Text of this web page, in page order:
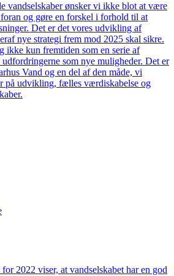
vandselskaber ønsker vi ikke blot at være
og gøre en forskel i forhold til at
Det er det vores udvikling af
nye strategi frem mod 2025 skal sikre.
ikke kun fremtiden som en serie af
som nye muligheder. Det er
Vand og en del af den måde, vi
på udvikling, fælles værdiskabelse og
2022 viser, at vandselskabet har en god